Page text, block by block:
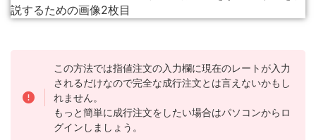
この方法では指値注文の入力欄に現在のレートが入力
されるだけなので完全な成行注文とは言えないかもし
れません。
もっと簡単に成行注文をしたい場合はパソコンからロ
グインしましょう。